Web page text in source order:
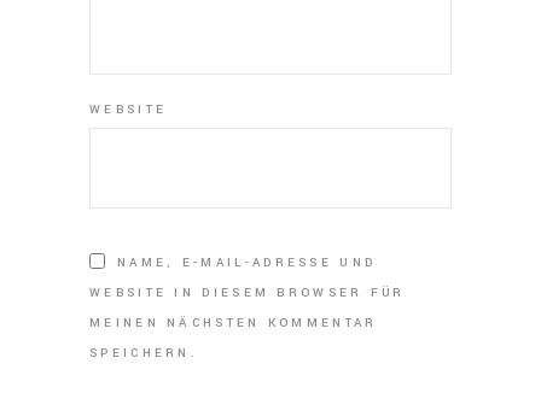
WEBSITE
NAME, E-MAIL-ADRESSE UND
WEBSITE IN DIESEM BROWSER FÜR
MEINEN NÄCHSTEN KOMMENTAR
SPEICHERN.